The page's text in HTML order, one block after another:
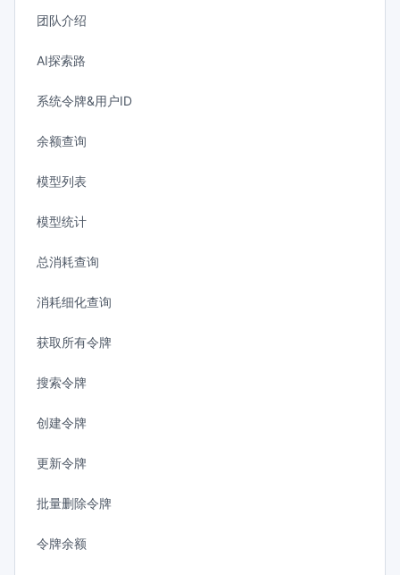
团队介绍
AI探索路
系统令牌&用户ID
余额查询
模型列表
模型统计
总消耗查询
消耗细化查询
获取所有令牌
搜索令牌
创建令牌
更新令牌
批量删除令牌
令牌余额